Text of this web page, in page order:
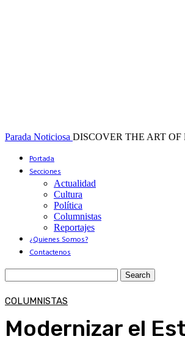
Parada Noticiosa DISCOVER THE ART OF
Portada
Secciones
Actualidad
Cultura
Política
Columnistas
Reportajes
¿Quienes Somos?
Contactenos
COLUMNISTAS
Modernizar el